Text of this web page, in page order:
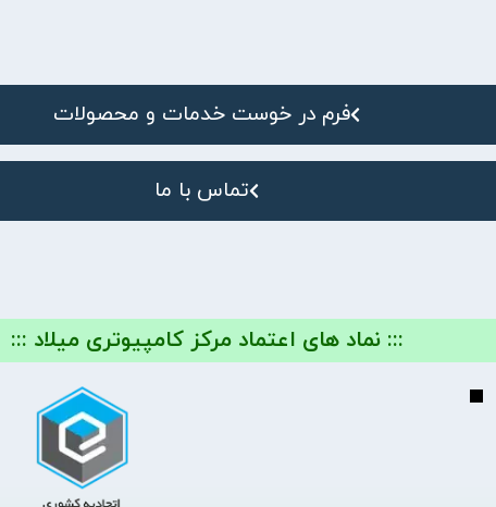
فرم در خوست خدمات و محصولات
تماس با ما
::: نماد های اعتماد مرکز کامپیوتری میلاد :::